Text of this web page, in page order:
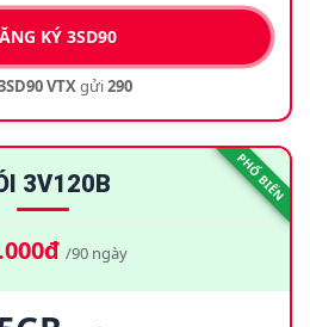
KÝ 3SD90
VTXgửi290
PHỔ BIẾN
3V120B
/90 ngày